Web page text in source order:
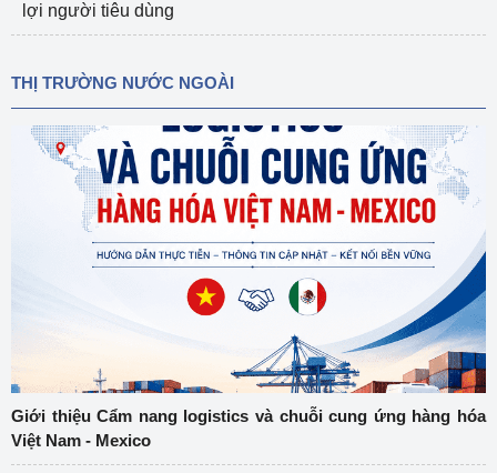
lợi người tiêu dùng
THỊ TRƯỜNG NƯỚC NGOÀI
Giới thiệu Cẩm nang logistics và chuỗi cung ứng hàng hóa
Việt Nam - Mexico